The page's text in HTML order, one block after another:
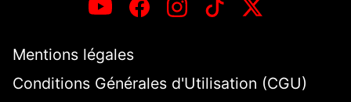
Mentions légales
Conditions Générales d'Utilisation (CGU)